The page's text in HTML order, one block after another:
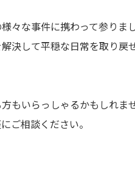
々な事件に携わって参りまし
決して平穏な日常を取り戻
もいらっしゃるかもしれま
ご相談ください。